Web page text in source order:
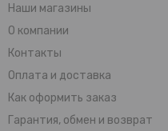
Наши магазины
О компании
Контакты
Оплата и доставка
Как оформить заказ
Гарантия, обмен и возврат